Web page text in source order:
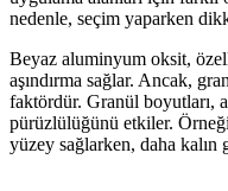
nedenle, seçim yaparken
Beyaz aluminyum oksit,
aşındırma sağlar. Ancak,
faktördür. Granül boyutları,
pürüzlülüğünü etkiler.
yüzey sağlarken, daha kalın